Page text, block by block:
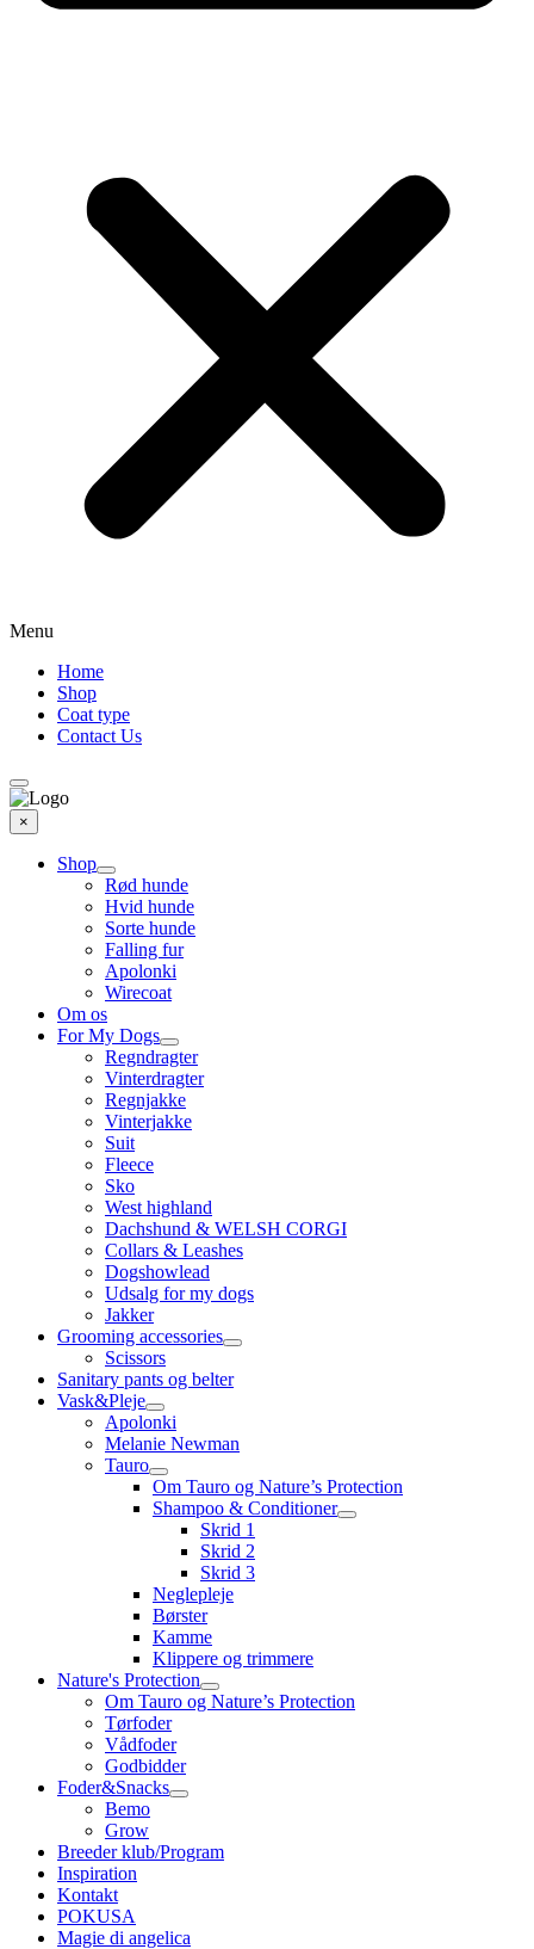
Menu
Home
Shop
Coat type
Contact Us
×
Shop
Rød hunde
Hvid hunde
Sorte hunde
Falling fur
Apolonki
Wirecoat
Om os
For My Dogs
Regndragter
Vinterdragter
Regnjakke
Vinterjakke
Suit
Fleece
Sko
West highland
Dachshund & WELSH CORGI
Collars & Leashes
Dogshowlead
Udsalg for my dogs
Jakker
Grooming accessories
Scissors
Sanitary pants og belter
Vask&Pleje
Apolonki
Melanie Newman
Tauro
Om Tauro og Nature’s Protection
Shampoo & Conditioner
Skrid 1
Skrid 2
Skrid 3
Neglepleje
Børster
Kamme
Klippere og trimmere
Nature's Protection
Om Tauro og Nature’s Protection
Tørfoder
Vådfoder
Godbidder
Foder&Snacks
Bemo
Grow
Breeder klub/Program
Inspiration
Kontakt
POKUSA
Magie di angelica